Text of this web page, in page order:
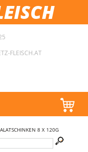
FLEISCH.AT
8 X 120G